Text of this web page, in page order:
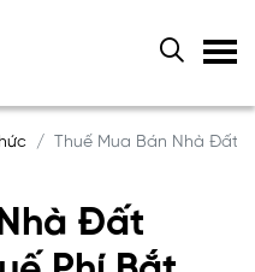
Thuế Mua Bán Nhà Đất
Đất